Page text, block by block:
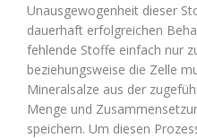
Unausgewogenheit dieser
dauerhaft erfolgreichen
fehlende Stoffe einfach nur
beziehungsweise die Zelle
Mineralsalze aus der
Menge und
speichern. Um diesen